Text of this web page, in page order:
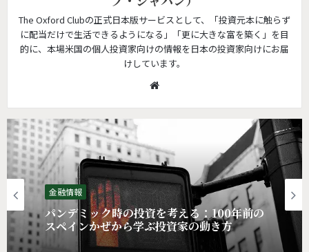
The Oxford Clubの正式日本版サービスとして、「投資元本に触らず
に配当だけで生活できるようになる」「更に大きな富を築く」を目
的に、本場米国の個人投資家向けの情報を日本の投資家向けにお届
けしています。
W
i
t
e
金融情報
パンデミック時の投資を考える：100年前の
スペインかぜから学ぶ投資家の動き方